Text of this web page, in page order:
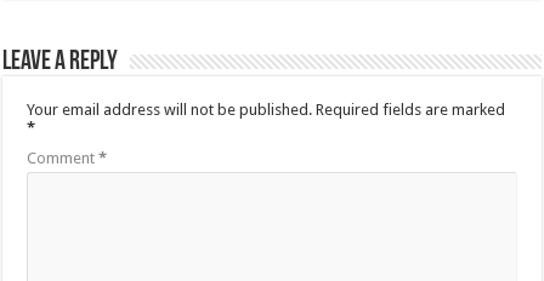
Leave a Reply
Your email address will not be published. Required fields are marked
*
Comment*